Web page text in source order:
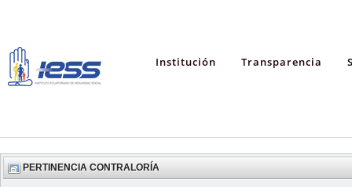
Institución Transparencia
PERTINENCIA CONTRALORÍA